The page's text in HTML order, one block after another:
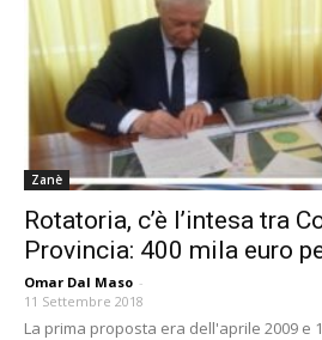
Zanè
Rotatoria, c’è l’intesa tra
Provincia: 400 mila euro
Omar Dal Maso -
11 Settembre 2018
La prima proposta era dell'aprile 2009 e